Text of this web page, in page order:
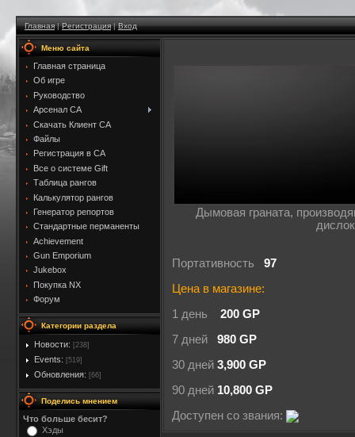
Главная|Регистрация|Вход
Меню сайта
Главная страница
Об игре
Руководство
Арсенал CA
Скачать Клиент CA
Файлы
Регистрация в CA
Все о системе Gift
Таблица рангов
Калькулятор рангов
Генератор репортов
Стандартные перманенты
Achievement
Gun Emporium
Jukebox
Покупка NX
Форум
Категории раздела
Новости: [238]
Events: [519]
Обновления: [66]
Поделись мнением
Что больше бесит?
Хэды
Дымовая граната,
Портативность 97
Цена в магазине:
1 день
200 GP
7 дней 980 GP
30 дней 3,900 GP
90 дней 10,800 GP
Доступен со звания: